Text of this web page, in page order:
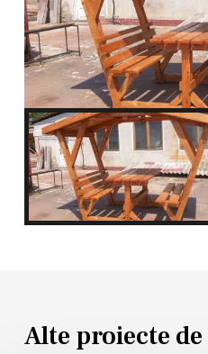
Alte proiecte